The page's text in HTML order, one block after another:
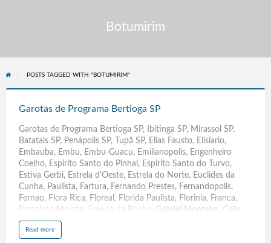
Botumirim
POSTS TAGGED WITH "BOTUMIRIM"
Bertioga
Garotas de Programa Bertioga SP
Garotas de Programa Bertioga SP, Ibitinga SP, Mirassol SP,
Batatais SP, Penápolis SP, Tupã SP, Elias Fausto, Elisiario,
Embauba, Embu, Embu-Guacu, Emilianopolis, Engenheiro
Coelho, Espirito Santo do Pinhal, Espirito Santo do Turvo,
Estiva Gerbi, Estrela d'Oeste, Estrela do Norte, Euclides da
Cunha, Paulista, Fartura, Fernando Prestes, Fernandopolis,
Fernao, Flora Rica, Floreal, Florida Paulista, Florinia, Franca,
Francisco Morato, Franco da Rocha, Gabriel Monteiro, Galia,
Garca, Gastao Vidigal, Gaviao Peixoto, General Salgado,
Getulina, Glicerio, Guaicara, Guaimbe, Guaira, Guapiacu,
Read morea